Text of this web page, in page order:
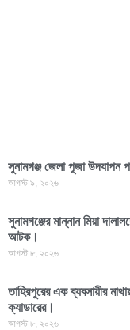
সুনামগঞ্জ জেলা পূজা উদযাপন
আগস্ট ৯, ২০২৬
সুনামগঞ্জের মান্নান মিয়া
আটক।
আগস্ট ৮, ২০২৬
তাহিরপুরের এক ব্যবসায়ীর
ক্যাডারের।
আগস্ট ৮, ২০২৬